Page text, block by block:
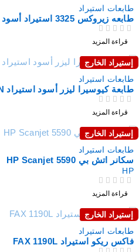
طابعات استيراد
طابعه زيروكس 3325 استيراد أسود 4*1
قراءة المزيد
إستيراد الخارج
طابعات استيراد
طابعة كيوسيرا ليزر أسود استيراد Kyocera FS-3920DN
قراءة المزيد
إستيراد الخارج
طابعات استيراد
سكانر اتش بي HP Scanjet 5590
HP
قراءة المزيد
إستيراد الخارج
طابعات استيراد
فاكس ريكو استيراد FAX 1190L